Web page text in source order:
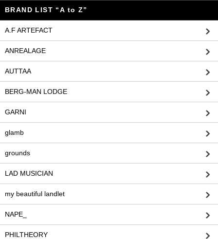
BRAND LIST “A to Z”
A.F ARTEFACT
ANREALAGE
AUTTAA
BERG-MAN LODGE
GARNI
glamb
grounds
LAD MUSICIAN
my beautiful landlet
NAPE_
PHILTHEORY